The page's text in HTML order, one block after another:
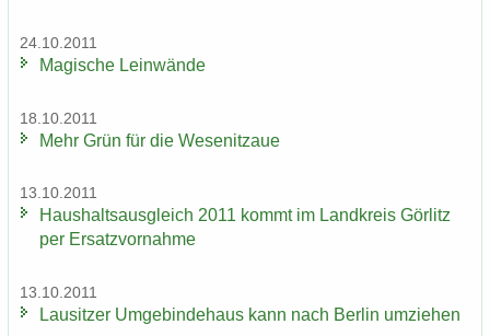
24.10.2011
Ma­gi­sche Lein­wän­de
18.10.2011
Mehr Grün für die We­se­nitzaue
13.10.2011
Haus­halts­aus­gleich 2011 kommt im Land­kreis Gör­litz
per Er­satz­vor­nah­me
13.10.2011
Lau­sit­zer Um­ge­bin­de­haus kann nach Ber­lin um­zie­hen